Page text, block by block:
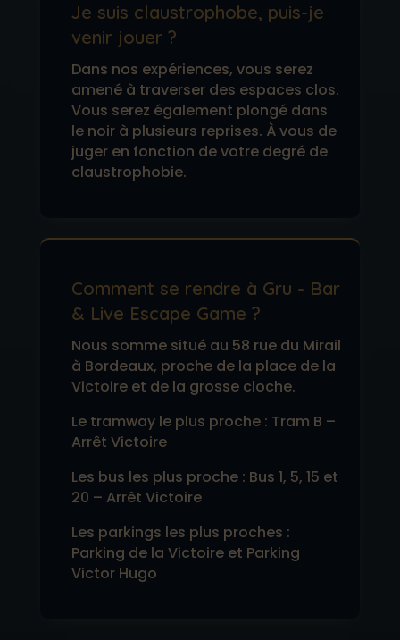
Je suis claustrophobe, puis-je
venir jouer ?
Dans nos expériences, vous serez
amené à traverser des espaces clos.
Vous serez également plongé dans
le noir à plusieurs reprises. À vous de
juger en fonction de votre degré de
claustrophobie.
Comment se rendre à Gru - Bar
& Live Escape Game ?
Nous somme situé au 58 rue du Mirail
à Bordeaux, proche de la place de la
Victoire et de la grosse cloche.
Le tramway le plus proche : Tram B –
Arrêt Victoire
Les bus les plus proche : Bus 1, 5, 15 et
20 – Arrêt Victoire
Les parkings les plus proches :
Parking de la Victoire et Parking
Victor Hugo